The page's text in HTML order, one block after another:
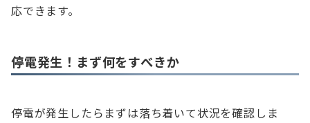
応できます。
停電発生！まず何をすべきか
停電が発生したらまずは落ち着いて状況を確認しま